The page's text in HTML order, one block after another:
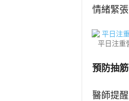
情緒緊
平日注重
預防抽
醫師提